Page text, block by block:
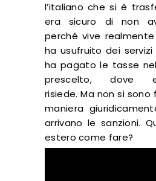
l’italiano che si è
era sicuro di non
perché vive realmente
ha usufruito dei
ha pagato le tasse
prescelto, dove
risiede. Ma non si
maniera
arrivano le sanzioni.
estero come fare?